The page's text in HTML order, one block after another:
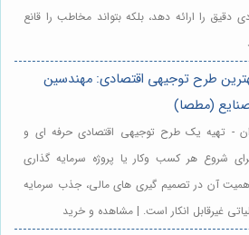
دقیق را ارائه دهد، بلکه بتواند مخاطب را قانع
طرح توجیهی اقتصادی: مهندسین
(مطصا)
- تهیه یک طرح توجیهی اقتصادی حرفه ای و
شروع هر کسب وکار یا پروژه سرمایه گذاری
آن در تصمیم گیری های مالی، جذب سرمایه
غیرقابل انکار است. | مشاهده و خرید